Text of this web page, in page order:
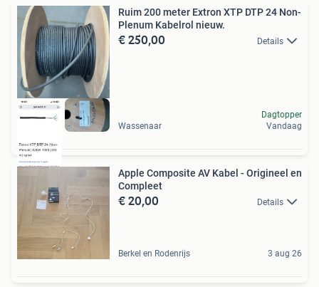
Ruim 200 meter Extron XTP DTP 24 Non-
Plenum Kabelrol nieuw.
€ 250,00 Details
Wassenaar
Dagtopper
Vandaag
Apple Composite AV Kabel - Origineel en
Compleet
€ 20,00 Details
Berkel en Rodenrijs 3 aug 26